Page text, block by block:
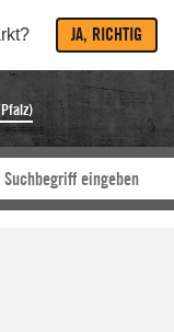
JA, RICHTIG